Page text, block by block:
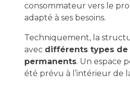
consommateur vers le
adapté à ses besoins.
Techniquement, la
avec différents types de
permanents. Un espace
été prévu à l’intérieur de